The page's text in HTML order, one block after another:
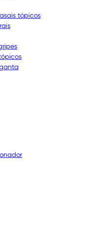
tópicos